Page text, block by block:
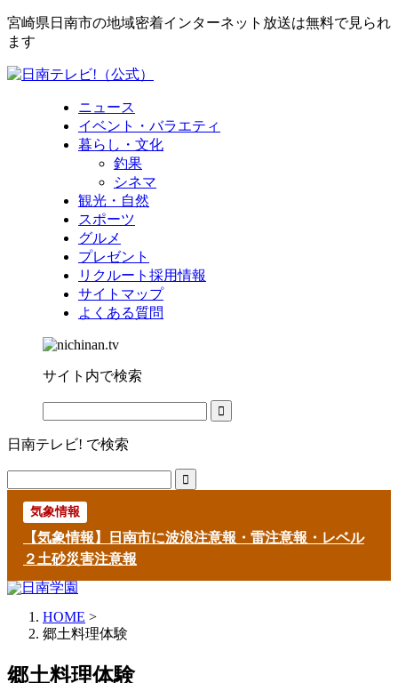
宮崎県日南市の地域密着インターネット放送は無料で見られ
ます
ニュース
イベント・バラエティ
暮らし・文化
釣果
シネマ
観光・自然
スポーツ
グルメ
プレゼント
リクルート採用情報
サイトマップ
よくある質問
サイト内で検索
日南テレビ! で検索
気象情報
【気象情報】日南市に波浪注意報・雷注意報・レベル
２土砂災害注意報
HOME >
郷土料理体験
郷土料理体験